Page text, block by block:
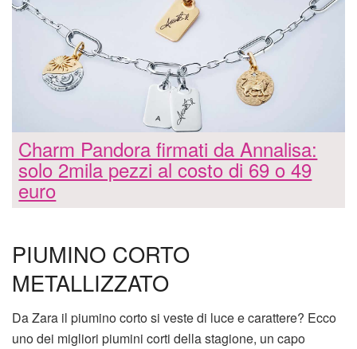
Charm Pandora firmati da Annalisa:
solo 2mila pezzi al costo di 69 o 49
euro
PIUMINO CORTO
METALLIZZATO
Da Zara il piumino corto si veste di luce e carattere? Ecco
uno dei migliori piumini corti della stagione, un capo